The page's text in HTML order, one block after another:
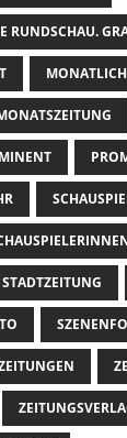
RUNDSCHAU.
MONATLICH
STADTZEITUNG